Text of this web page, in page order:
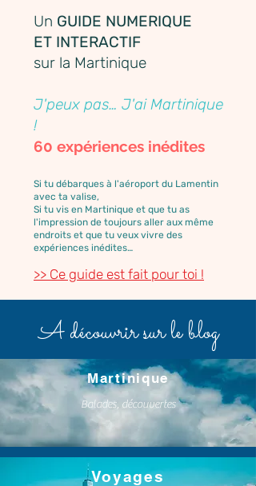
Un GUIDE NUMERIQUE
ET INTERACTIF
sur la Martinique
J'peux pas… J'ai Martinique
!
60 expériences inédites
Si tu débarques à l'aéroport du Lamentin
avec ta valise,
Si tu vis en Martinique et que tu as
l'impression de toujours aller aux même
endroits et que tu veux vivre des
expériences inédites…
>> Ce guide est fait pour toi !
A découvrir sur le blog
Martinique
Balades, découvertes
Voyages